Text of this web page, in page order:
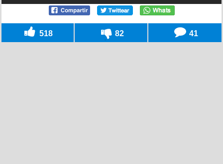
518 82 41